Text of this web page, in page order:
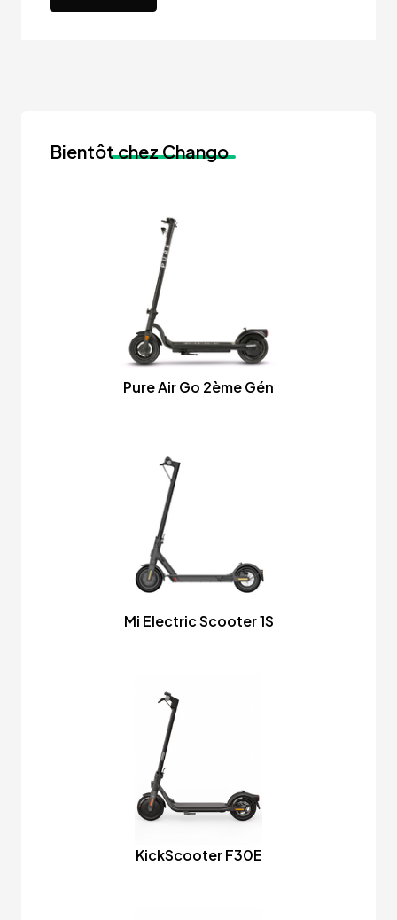
Bientôtchez Chango
Pure Air Go 2ème Gén
Mi Electric Scooter 1S
KickScooter F30E